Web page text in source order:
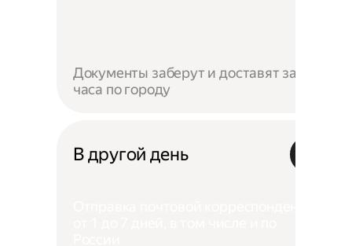
Документы заберут и доставят за 4
часа по городу
В другой день